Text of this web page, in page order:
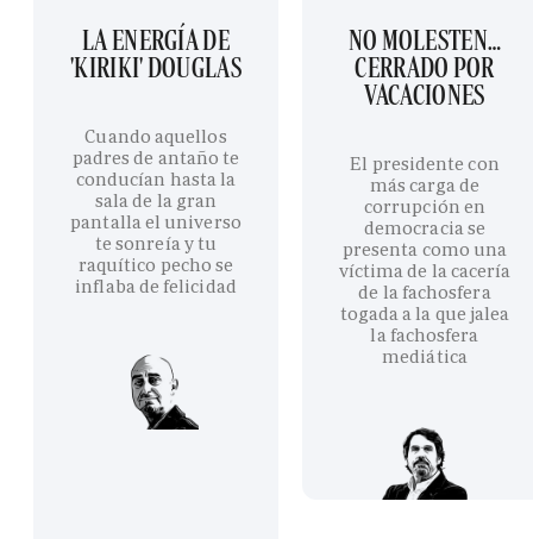
LA ENERGÍA DE
'KIRIKI' DOUGLAS
Cuando aquellos
padres de antaño te
conducían hasta la
sala de la gran
pantalla el universo
te sonreía y tu
raquítico pecho se
inflaba de felicidad
NO MOLESTEN…
CERRADO POR
VACACIONES
El presidente con
más carga de
corrupción en
democracia se
presenta como una
víctima de la cacería
de la fachosfera
togada a la que jalea
la fachosfera
mediática